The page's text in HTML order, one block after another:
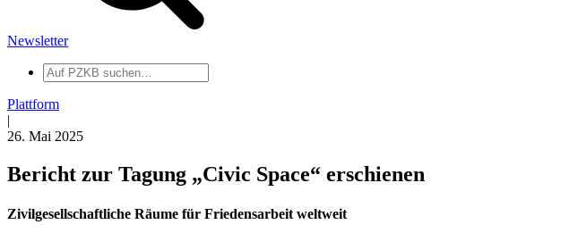
Newsletter
Auf
PZKB
suchen
Plattform
|
26. Mai 2025
Bericht zur Tagung „Civic Space“ erschienen
Zivilgesellschaftliche Räume für Friedensarbeit weltweit